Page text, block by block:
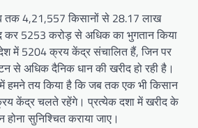
4,21,557 किसानों से 28.17 लाख
कर 5253 करोड़ से अधिक का भुगतान किया
में 5204 क्रय केंद्र संचालित हैं, जिन पर
से अधिक दैनिक धान की खरीद हो रही है।
में हमने तय किया है कि जब तक एक भी किसान
केंद्र चलते रहेंगे। प्रत्येक दशा में खरीद के
सुनिश्चित कराया जाए।